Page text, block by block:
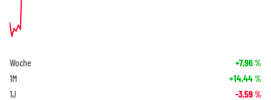
Woche +7,96%
1M +14,44%
1J -3,59%